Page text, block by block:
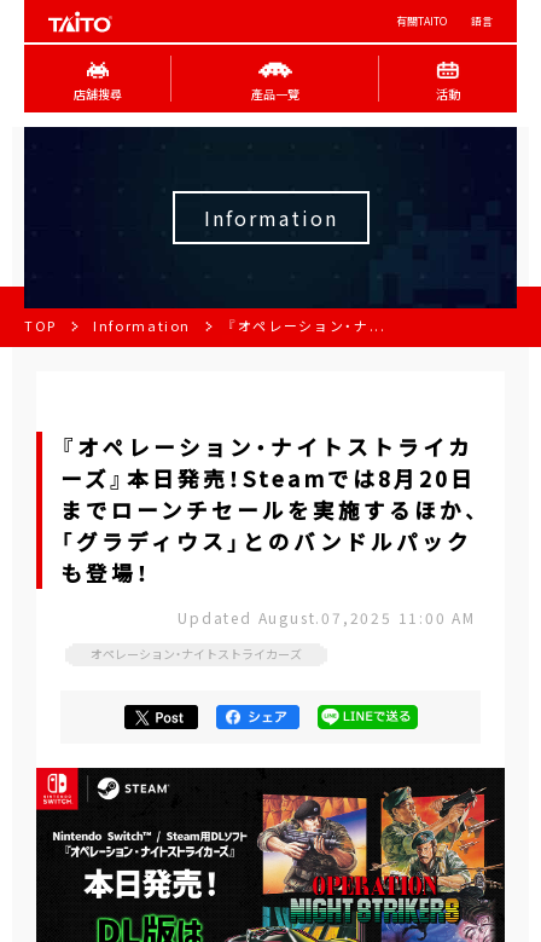
有關TAITO 語言
店舖搜尋 產品一覽 活動
Information
TOP Information 『オペレーション・ナ...
『オペレーション・ナイトストライカ
ーズ』本日発売！Steamでは8月20日
までローンチセールを実施するほか、
「グラディウス」とのバンドルパック
も登場！
Updated August.07,2025 11:00 AM
オペレーション・ナイトストライカーズ